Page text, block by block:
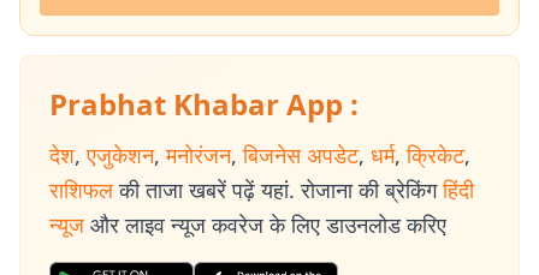
Prabhat Khabar App :
देश, एजुकेशन, मनोरंजन, बिजनेस अपडेट, धर्म, क्रिकेट,
राशिफल की ताजा खबरें पढ़ें यहां. रोजाना की ब्रेकिंग हिंदी
न्यूज और लाइव न्यूज कवरेज के लिए डाउनलोड करिए